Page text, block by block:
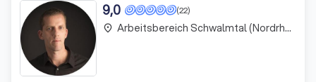
(22)
9,0
place Arbeitsbereich Schwalmtal (Nordrhein-Westfalen)